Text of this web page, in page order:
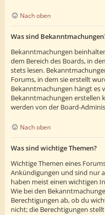
Nach oben
Was sind
Bekanntmachungen
dem Bereich des Boards, in
stets lesen.
Forums, in dem sie erstellt
Bekanntmachungen hängt es
Bekanntmachungen erstellen
werden von der Board-
Nach oben
Was sind wichtige Themen?
Wichtige Themen eines
Ankündigungen und sind nur
haben meist einen wichtigen
Wie bei den
Berechtigungen ab, ob du
nicht; die Berechtigungen